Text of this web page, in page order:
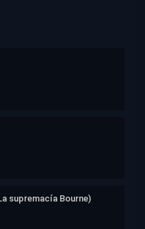
supremacía Bourne)